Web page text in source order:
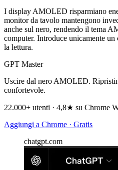
I display AMOLED risparmiano
monitor da tavolo mantengono
anche sul nero, rendendo il tema
computer. Introduce unicamente un
la lettura.
GPT Master
Uscire dal nero AMOLED.
confortevole.
22.000+ utenti · 4,8★ su Chrome
Aggiungi a Chrome · Gratis
chatgpt.com